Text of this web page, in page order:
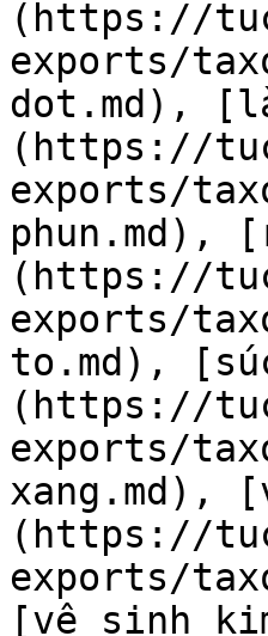
(https://
exports/
dot.md),
(https://
exports/
phun.md),
(https://
exports/
to.md),
(https://
exports/
xang.md),
(https://
exports/
[vệ sinh